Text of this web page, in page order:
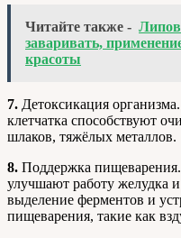
Читайте также -
заваривать,
красоты
7. Детоксикация
клетчатка способствуют
шлаков, тяжёлых металлов.
8. Поддержка
улучшают работу желудка
выделение ферментов и
пищеварения, такие как